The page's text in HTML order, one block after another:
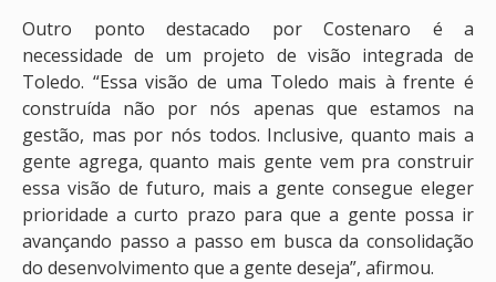
Outro ponto destacado por Costenaro é a
necessidade de um projeto de visão integrada de
Toledo. “Essa visão de uma Toledo mais à frente é
construída não por nós apenas que estamos na
gestão, mas por nós todos. Inclusive, quanto mais a
gente agrega, quanto mais gente vem pra construir
essa visão de futuro, mais a gente consegue eleger
prioridade a curto prazo para que a gente possa ir
avançando passo a passo em busca da consolidação
do desenvolvimento que a gente deseja”, afirmou.